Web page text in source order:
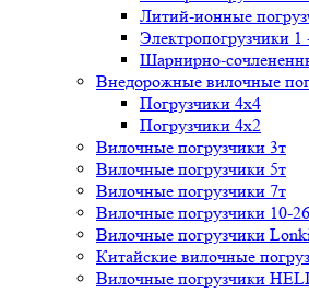
Литий-ионные
Электропогрузчики
Шарнирно-
Внедорожные вилочные
Погрузчики 4х4
Погрузчики 4х2
Вилочные погрузчики 3т
Вилочные погрузчики 5т
Вилочные погрузчики 7т
Вилочные погрузчики 10-
Вилочные погрузчики
Китайские вилочные
Вилочные погрузчики HELI